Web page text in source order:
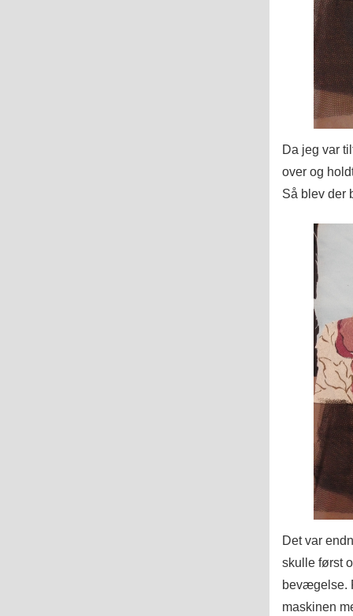
Da jeg var
over og
Så blev der
Det var
skulle først
bevægelse.
maskinen